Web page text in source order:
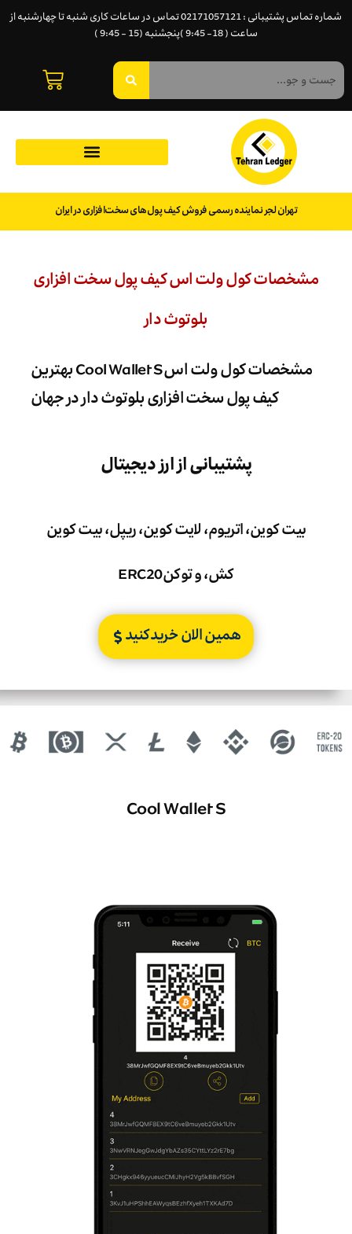
شماره تماس پشتیبانی : 02171057121 تماس در ساعات کاری شنبه تا چهارشنبه از
ساعت ( 18- 9:45 )پنجشنبه (15 - 9:45 )
تهران لجر نماینده رسمی فروش کیف پول‌های سخت‌افزاری در ایران
مشخصات کول ولت اس کیف پول سخت افزاری
بلوتوث دار
مشخصات کول ولت اس Cool Wallet S بهترین
کیف پول سخت افزاری بلوتوث دار در جهان
پشتیبانی از ارز دیجیتال
بیت کوین، اتریوم، لایت کوین، ریپل، بیت کوین
کش، و توکنERC20
همین الان خریدکنید
Cool Wallet S